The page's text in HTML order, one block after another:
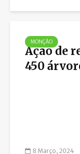
MONÇÃO
Ação de
450
8 Março, 2024